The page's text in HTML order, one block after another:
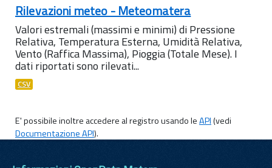
Rilevazioni meteo - Meteomatera
Valori estremali (massimi e minimi) di Pressione
Relativa, Temperatura Esterna, Umidità Relativa,
Vento (Raffica Massima), Pioggia (Totale Mese). I
dati riportati sono rilevati...
CSV
E' possibile inoltre accedere al registro usando leAPI(vedi
Documentazione API).